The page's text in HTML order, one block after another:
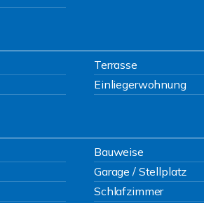
Terrasse
Einliegerwohnung
Bauweise
Garage / Stellplatz
Schlafzimmer